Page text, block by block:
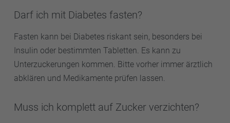
Darf ich mit Diabetes fasten?
Fasten kann bei Diabetes riskant sein, besonders bei
Insulin oder bestimmten Tabletten. Es kann zu
Unterzuckerungen kommen. Bitte vorher immer ärztlich
abklären und Medikamente prüfen lassen.
Muss ich komplett auf Zucker verzichten?